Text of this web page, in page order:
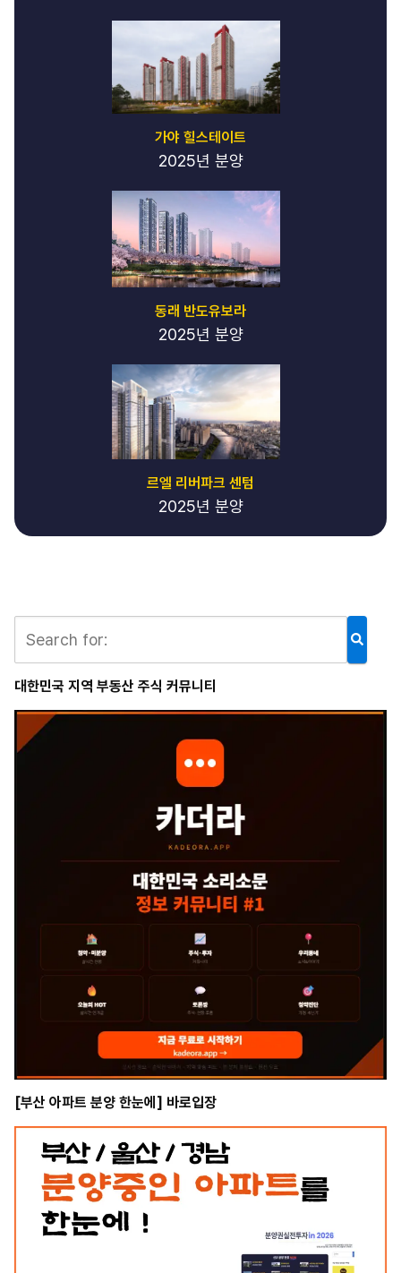
가야 힐스테이트
2025년 분양
동래 반도유보라
2025년 분양
르엘 리버파크 센텀
2025년 분양
대한민국 지역 부동산 주식 커뮤니티
[부산 아파트 분양 한눈에] 바로입장